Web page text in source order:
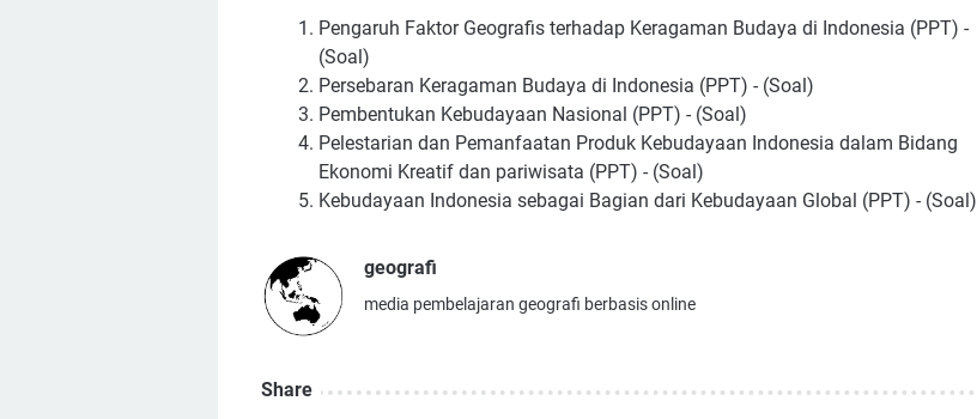
Pengaruh Faktor Geografis terhadap Keragaman Budaya di Indonesia (PPT) -
(Soal)
Persebaran Keragaman Budaya di Indonesia (PPT) - (Soal)
Pembentukan Kebudayaan Nasional (PPT) - (Soal)
Pelestarian dan Pemanfaatan Produk Kebudayaan Indonesia dalam Bidang
Ekonomi Kreatif dan pariwisata (PPT) - (Soal)
Kebudayaan Indonesia sebagai Bagian dari Kebudayaan Global (PPT) - (Soal)
geografi
media pembelajaran geografi berbasis online
Share